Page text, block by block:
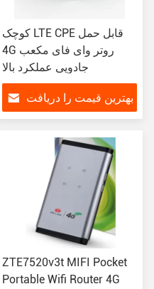
کوچک LTE CPE قابل حمل
4G روتر وای فای مکعب
جادویی عملکرد بالا
بهترین قیمت را دریافت
ZTE7520v3t MIFI Pocket
Portable Wifi Router 4G